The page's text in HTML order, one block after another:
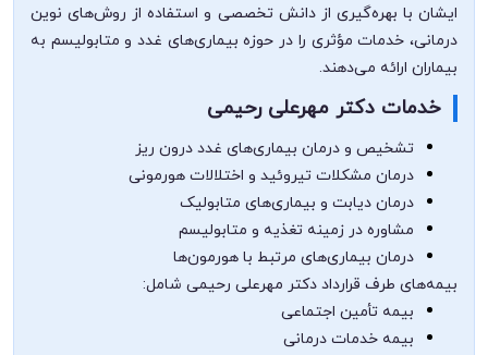
ایشان با بهره‌گیری از دانش تخصصی و استفاده از روش‌های نوین
درمانی، خدمات مؤثری را در حوزه بیماری‌های غدد و متابولیسم به
بیماران ارائه می‌دهند.
خدمات دکتر مهرعلی رحیمی
تشخیص و درمان بیماری‌های غدد درون ریز
درمان مشکلات تیروئید و اختلالات هورمونی
درمان دیابت و بیماری‌های متابولیک
مشاوره در زمینه تغذیه و متابولیسم
درمان بیماری‌های مرتبط با هورمون‌ها
بیمه‌های طرف قرارداد دکتر مهرعلی رحیمی شامل:
بیمه تأمین اجتماعی
بیمه خدمات درمانی